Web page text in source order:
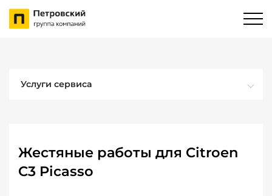
Услуги сервиса
Жестяные работы для Citroen
C3 Picasso